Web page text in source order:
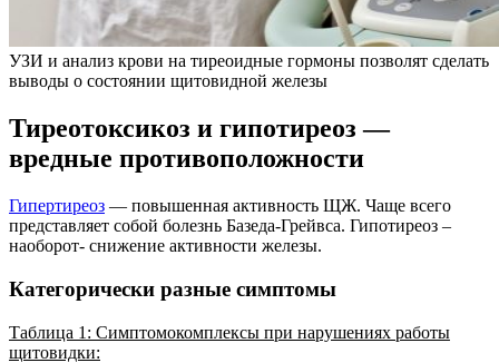
УЗИ и анализ крови на тиреоидные гормоны позволят сделать
выводы о состоянии щитовидной железы
Тиреотоксикоз и гипотиреоз —
вредные противоположности
Гипертиреоз — повышенная активность ЩЖ. Чаще всего
представляет собой болезнь Базеда-Грейвса. Гипотиреоз –
наоборот- снижение активности железы.
Категорически разные симптомы
Таблица 1: Симптомокомплексы при нарушениях работы
щитовидки: